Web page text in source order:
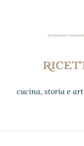
cucina, storia e